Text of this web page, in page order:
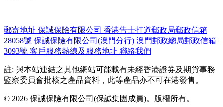
郵寄地址 保誠保險有限公司 香港告士打道郵政局郵政信箱
28058號 保誠保險有限公司(澳門分行) 澳門郵政總局郵政信箱
3093號 客戶服務熱線及服務地址 聯絡我們
註: 與本站連結之其他網站可能載有未經香港證券及期貨事務
監察委員會批核之產品資料，此等產品亦不可在港發售。
© 2026 保誠保險有限公司(保誠集團成員)。版權所有。